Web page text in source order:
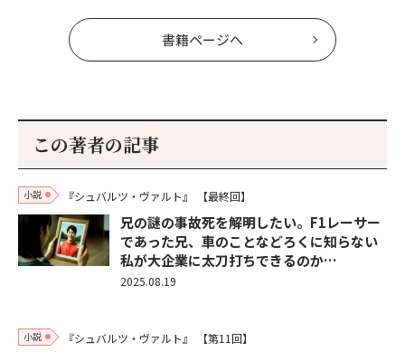
書籍ページへ
この著者の記事
小説 『シュバルツ・ヴァルト』 【最終回】
兄の謎の事故死を解明したい。F1レーサー
であった兄、車のことなどろくに知らない
私が大企業に太刀打ちできるのか…
2025.08.19
小説 『シュバルツ・ヴァルト』 【第11回】